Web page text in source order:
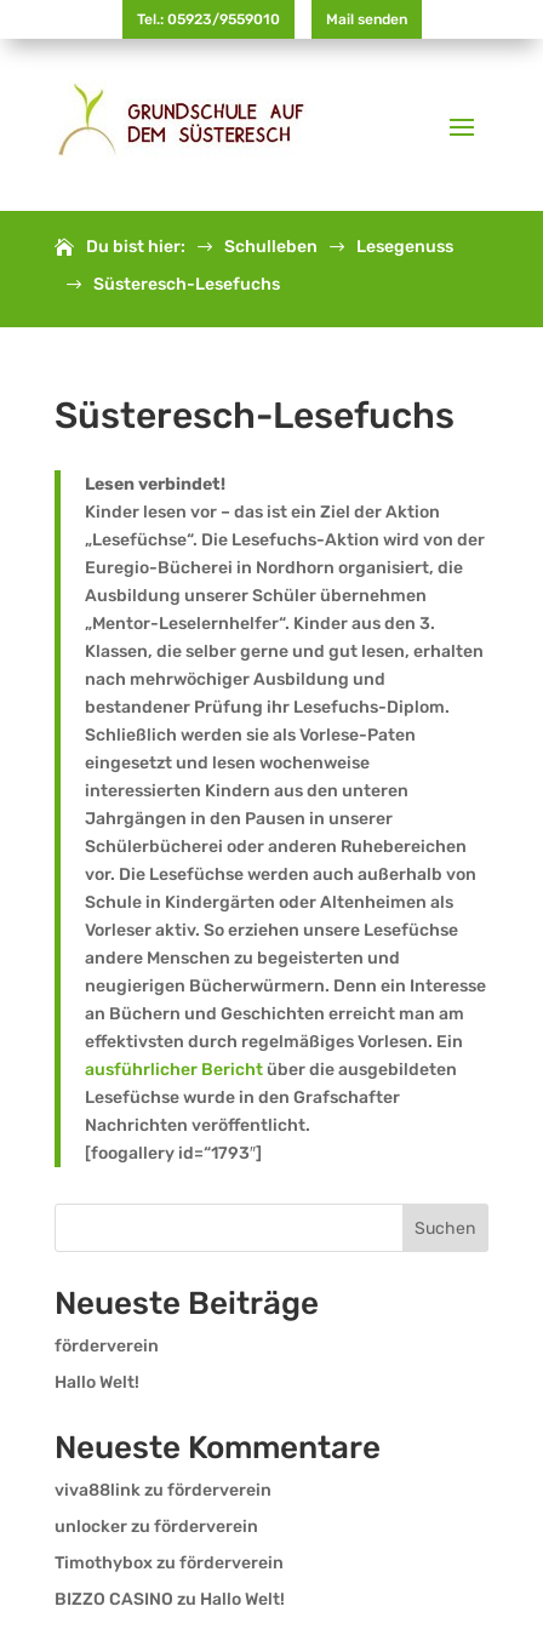
Tel.: 05923/9559010 Mail senden
Du bist hier: $ Schulleben $ Lesegenuss
$ Süsteresch-Lesefuchs
Süsteresch-Lesefuchs
Lesen verbindet!
Kinder lesen vor – das ist ein Ziel der Aktion
„Lesefüchse“. Die Lesefuchs-Aktion wird von der
Euregio-Bücherei in Nordhorn organisiert, die
Ausbildung unserer Schüler übernehmen
„Mentor-Leselernhelfer“. Kinder aus den 3.
Klassen, die selber gerne und gut lesen, erhalten
nach mehrwöchiger Ausbildung und
bestandener Prüfung ihr Lesefuchs-Diplom.
Schließlich werden sie als Vorlese-Paten
eingesetzt und lesen wochenweise
interessierten Kindern aus den unteren
Jahrgängen in den Pausen in unserer
Schülerbücherei oder anderen Ruhebereichen
vor. Die Lesefüchse werden auch außerhalb von
Schule in Kindergärten oder Altenheimen als
Vorleser aktiv. So erziehen unsere Lesefüchse
andere Menschen zu begeisterten und
neugierigen Bücherwürmern. Denn ein Interesse
an Büchern und Geschichten erreicht man am
effektivsten durch regelmäßiges Vorlesen. Ein
ausführlicher Berichtüber die ausgebildeten
Lesefüchse wurde in den Grafschafter
Nachrichten veröffentlicht.
[foogallery id=“1793″]
Suchen
Neueste Beiträge
förderverein
Hallo Welt!
Neueste Kommentare
viva88linkzu förderverein
unlockerzu förderverein
Timothyboxzu förderverein
BIZZO CASINO zu Hallo Welt!